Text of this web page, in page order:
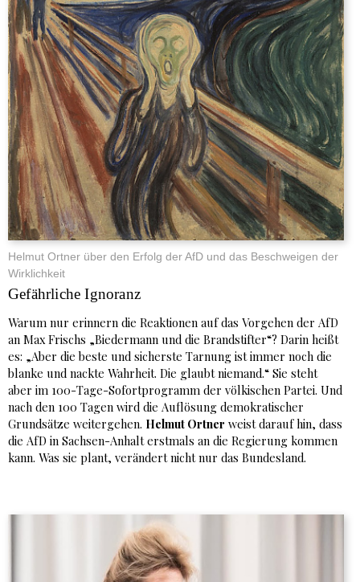
Helmut Ortner über den Erfolg der AfD und das Beschweigen der
Wirklichkeit
Gefährliche Ignoranz
Warum nur erinnern die Reaktionen auf das Vorgehen der AfD
an Max Frischs „Biedermann und die Brandstifter“? Darin heißt
es: „Aber die beste und sicherste Tarnung ist immer noch die
blanke und nackte Wahrheit. Die glaubt niemand.“ Sie steht
aber im 100-Tage-Sofortprogramm der völkischen Partei. Und
nach den 100 Tagen wird die Auflösung demokratischer
Grundsätze weitergehen. Helmut Ortner weist darauf hin, dass
die AfD in Sachsen-Anhalt erstmals an die Regierung kommen
kann. Was sie plant, verändert nicht nur das Bundesland.